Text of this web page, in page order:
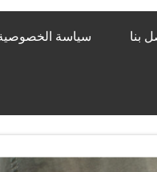
بنا سياسة